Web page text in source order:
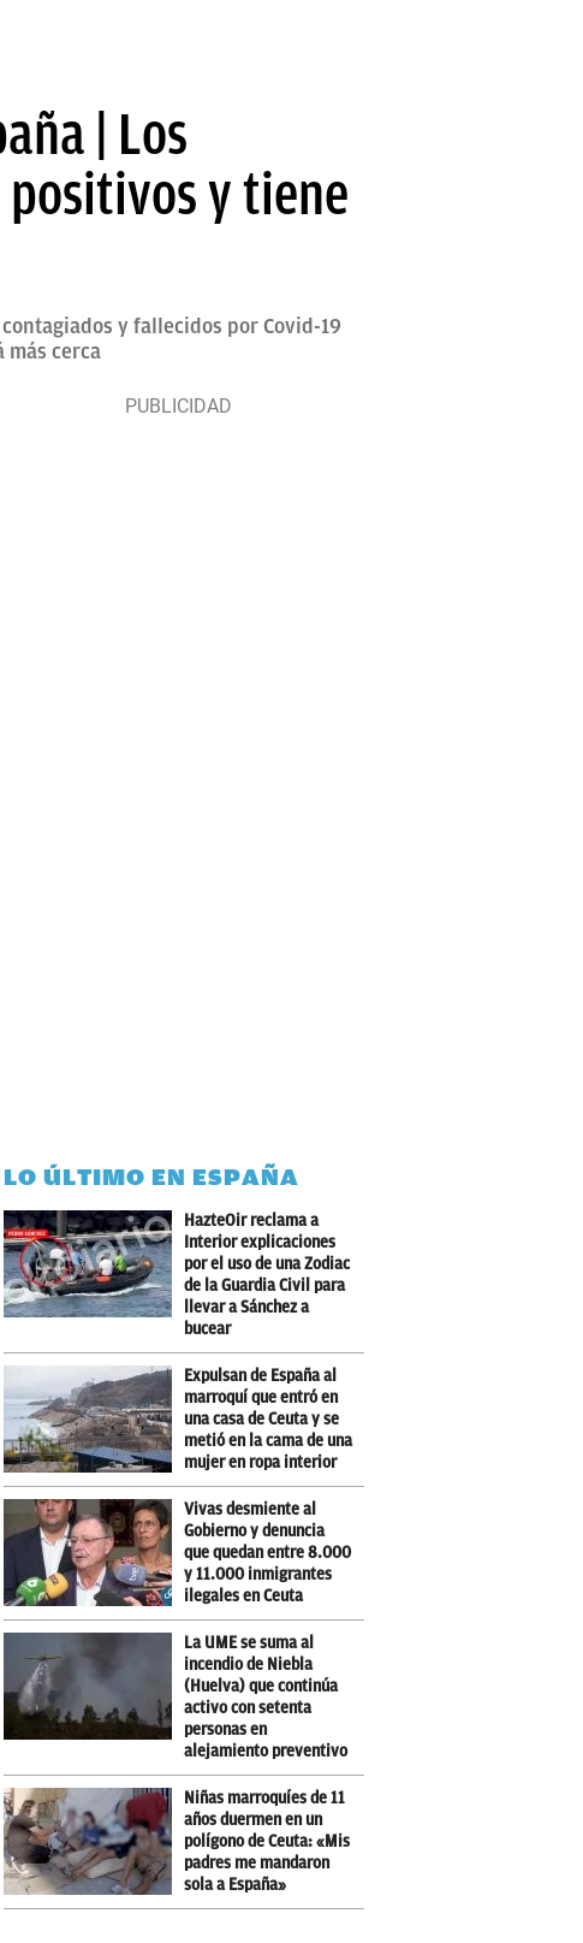
| Los
y tiene
y fallecidos por Covid-19
más cerca
LO ÚLTIMO EN ESPAÑA
HazteOir reclama a
Interior explicaciones
por el uso de una Zodiac
de la Guardia Civil para
llevar a Sánchez a
bucear
Expulsan de España al
marroquí que entró en
una casa de Ceuta y se
metió en la cama de una
mujer en ropa interior
Vivas desmiente al
Gobierno y denuncia
que quedan entre 8.000
y 11.000 inmigrantes
ilegales en Ceuta
La UME se suma al
incendio de Niebla
(Huelva) que continúa
activo con setenta
personas en
alejamiento preventivo
Niñas marroquíes de 11
años duermen en un
polígono de Ceuta: «Mis
padres me mandaron
sola a España»